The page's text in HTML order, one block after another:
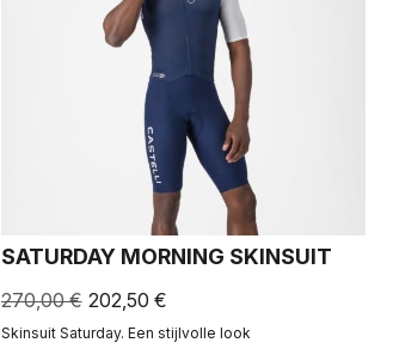
SATURDAY MORNING SKINSUIT
270,00 € 202,50 €
Skinsuit Saturday. Een stijlvolle look